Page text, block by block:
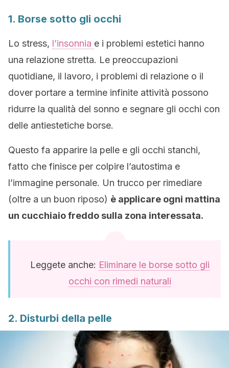
1. Borse sotto gli occhi
Lo stress, l’insonnia e i problemi estetici hanno
una relazione stretta. Le preoccupazioni
quotidiane, il lavoro, i problemi di relazione o il
dover portare a termine infinite attività possono
ridurre la qualità del sonno e segnare gli occhi con
delle antiestetiche borse.
Questo fa apparire la pelle e gli occhi stanchi,
fatto che finisce per colpire l’autostima e
l’immagine personale. Un trucco per rimediare
(oltre a un buon riposo) è applicare ogni mattina
un cucchiaio freddo sulla zona interessata.
Leggete anche: Eliminare le borse sotto gli
occhi con rimedi naturali
2. Disturbi della pelle